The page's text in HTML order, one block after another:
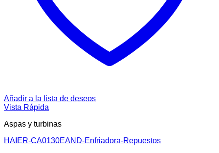
Añadir a la lista de deseos
Vista Rápida
Aspas y turbinas
HAIER-CA0130EAND-Enfriadora-Repuestos